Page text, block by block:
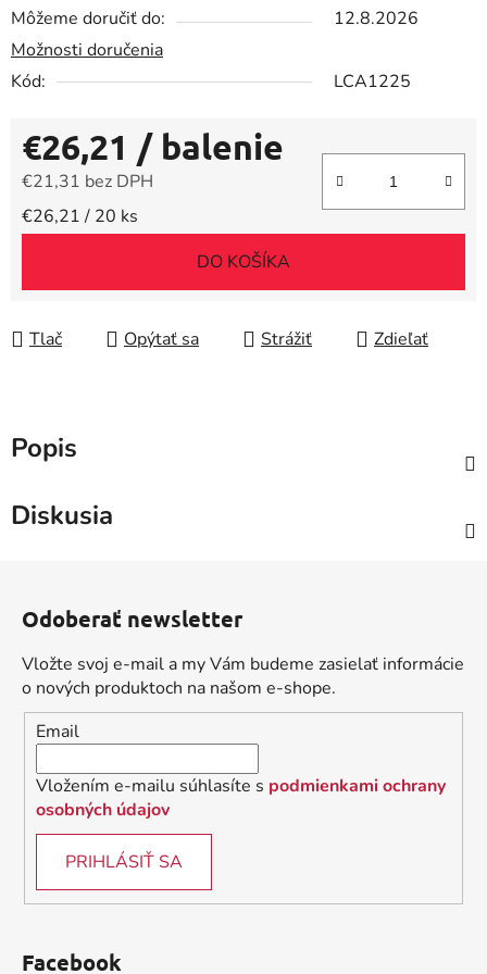
Môžeme doručiť do:
12.8.2026
Možnosti doručenia
Kód:
LCA1225
€26,21 / balenie
€21,31 bez DPH
Jednotková cena:
€26,21 / 20 ks
DO KOŠÍKA
Tlač Opýtať sa Strážiť Zdieľať
Popis
Diskusia
Odoberať newsletter
Vložte svoj e-mail a my Vám budeme zasielať informácie
o nových produktoch na našom e-shope.
Email
Vložením e-mailu súhlasíte s podmienkami ochrany
osobných údajov
PRIHLÁSIŤ SA
Facebook